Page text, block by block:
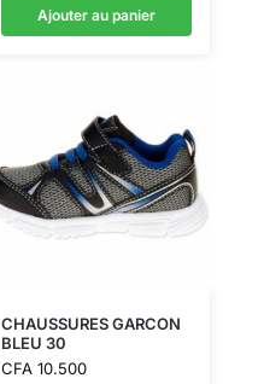
Ajouter au panier
CHAUSSURES GARCON
BLEU 30
CFA10.500